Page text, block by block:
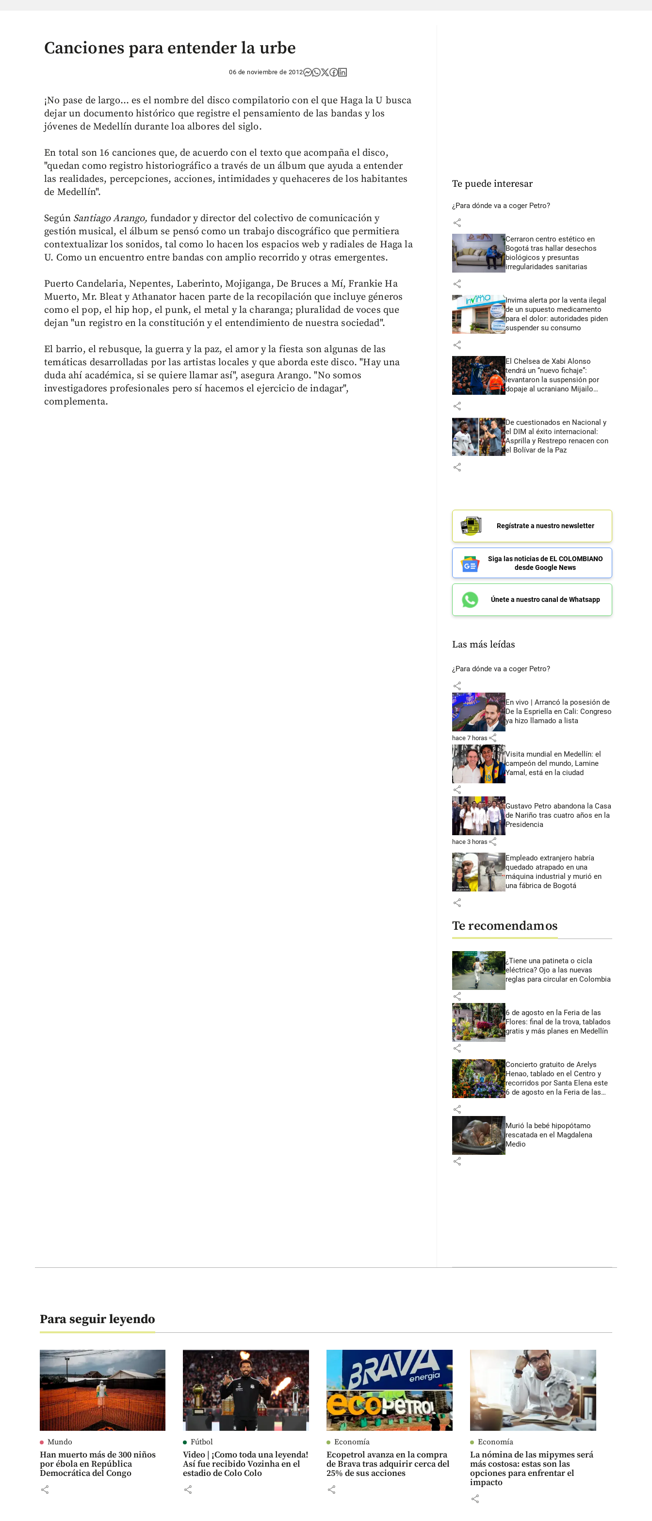
Canciones para entender la urbe
06 de noviembre de 2012
¡No pase de largo… es el nombre del disco compilatorio con el que Haga la U busca
dejar un documento histórico que registre el pensamiento de las bandas y los
jóvenes de Medellín durante loa albores del siglo.
En total son 16 canciones que, de acuerdo con el texto que acompaña el disco,
"quedan como registro historiográfico a través de un álbum que ayuda a entender
las realidades, percepciones, acciones, intimidades y quehaceres de los habitantes
de Medellín".
Según Santiago Arango, fundador y director del colectivo de comunicación y
gestión musical, el álbum se pensó como un trabajo discográfico que permitiera
contextualizar los sonidos, tal como lo hacen los espacios web y radiales de Haga la
U. Como un encuentro entre bandas con amplio recorrido y otras emergentes.
Puerto Candelaria, Nepentes, Laberinto, Mojiganga, De Bruces a Mí, Frankie Ha
Muerto, Mr. Bleat y Athanator hacen parte de la recopilación que incluye géneros
como el pop, el hip hop, el punk, el metal y la charanga; pluralidad de voces que
dejan "un registro en la constitución y el entendimiento de nuestra sociedad".
El barrio, el rebusque, la guerra y la paz, el amor y la fiesta son algunas de las
temáticas desarrolladas por las artistas locales y que aborda este disco. "Hay una
duda ahí académica, si se quiere llamar así", asegura Arango. "No somos
investigadores profesionales pero sí hacemos el ejercicio de indagar",
complementa.
Te puede interesar
¿Para dónde va a coger Petro?
share
Cerraron centro estético en
Bogotá tras hallar desechos
biológicos y presuntas
irregularidades sanitarias
share
Invima alerta por la venta ilegal
de un supuesto medicamento
para el dolor: autoridades piden
suspender su consumo
share
El Chelsea de Xabi Alonso
tendrá un “nuevo fichaje”:
levantaron la suspensión por
dopaje al ucraniano Mijailo
share
De cuestionados en Nacional y
el DIM al éxito internacional:
Asprilla y Restrepo renacen con
el Bolívar de la Paz
share
Regístrate a nuestro newsletter
Siga las noticias de EL COLOMBIANO
desde Google News
Únete a nuestro canal de Whatsapp
Las más leídas
¿Para dónde va a coger Petro?
share
En vivo | Arrancó la posesión de
De la Espriella en Cali: Congreso
ya hizo llamado a lista
hace 7 horas share
Visita mundial en Medellín: el
campeón del mundo, Lamine
Yamal, está en la ciudad
share
Gustavo Petro abandona la Casa
de Nariño tras cuatro años en la
Presidencia
hace 3 horas share
Empleado extranjero habría
quedado atrapado en una
máquina industrial y murió en
una fábrica de Bogotá
share
Te recomendamos
¿Tiene una patineta o cicla
eléctrica? Ojo a las nuevas
reglas para circular en Colombia
share
6 de agosto en la Feria de las
Flores: final de la trova, tablados
gratis y más planes en Medellín
share
Concierto gratuito de Arelys
Henao, tablado en el Centro y
recorridos por Santa Elena este
6 de agosto en la Feria de las
share
Murió la bebé hipopótamo
rescatada en el Magdalena
Medio
share
Para seguir leyendo
Mundo
Han muerto más de 300 niños
por ébola en República
Democrática del Congo
share
Fútbol
Video | ¡Como toda una leyenda!
Así fue recibido Vozinha en el
estadio de Colo Colo
share
Economía
Ecopetrol avanza en la compra
de Brava tras adquirir cerca del
25% de sus acciones
share
Economía
La nómina de las mipymes será
más costosa: estas son las
opciones para enfrentar el
impacto
share